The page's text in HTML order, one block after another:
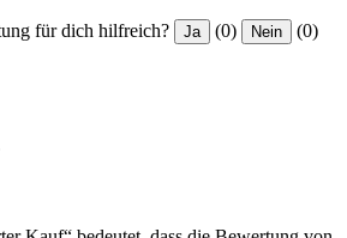
für dich hilfreich? Ja (0) Nein (0)